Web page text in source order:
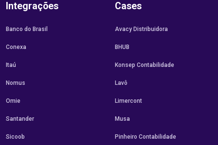
Integrações
Banco do Brasil
Conexa
Itaú
Nomus
Omie
Santander
Sicoob
Cases
Avacy Distribuidora
BHUB
Konsep Contabilidade
Lavô
Limercont
Musa
Pinheiro Contabilidade